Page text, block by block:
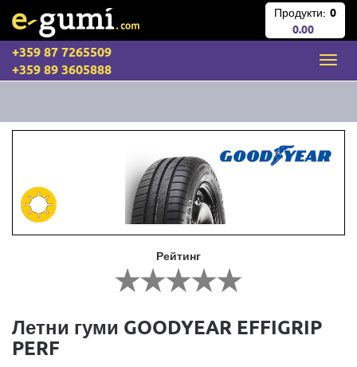
Продукти: 0
0.00
+359 87 7265509
+359 89 3605888
Рейтинг
Летни гуми GOODYEAR EFFIGRIP
PERF